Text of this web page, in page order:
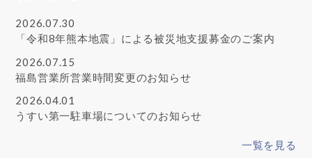
2026.07.30
「令和8年熊本地震」による被災地支援募金のご案内
2026.07.15
福島営業所営業時間変更のお知らせ
2026.04.01
うすい第一駐車場についてのお知らせ
一覧を見る